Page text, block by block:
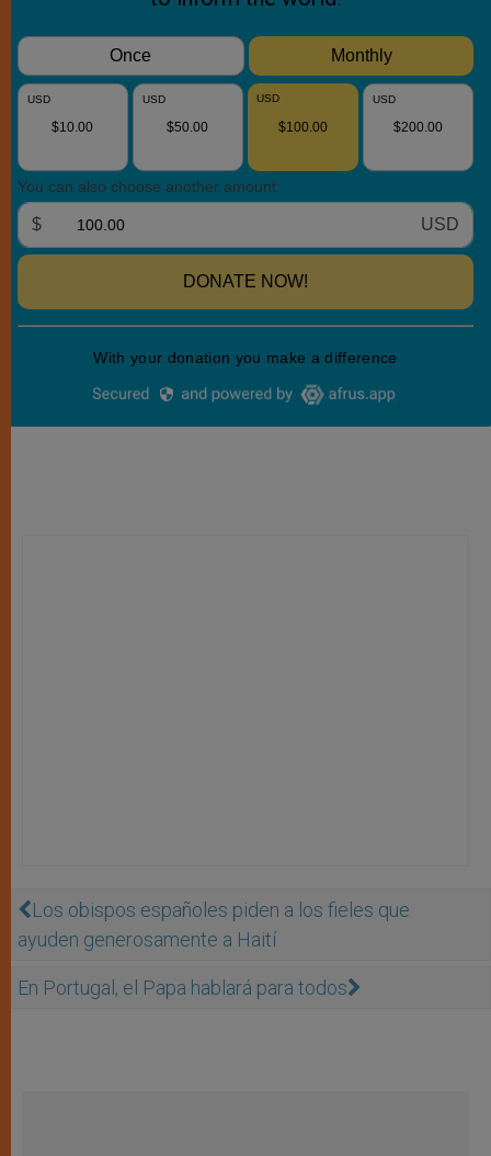
Los obispos españoles piden a los fieles que
ayuden generosamente a Haití
En Portugal, el Papa hablará para todos